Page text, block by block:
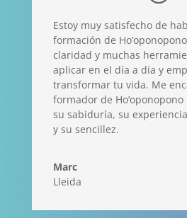
Estoy muy satisfecho de
formación de
claridad y muchas
aplicar en el día a día y
transformar tu vida. Me
formador de
su sabiduría, su
y su sencillez.
Marc
Lleida